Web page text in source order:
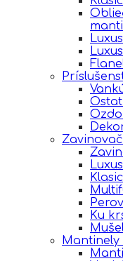
Ku
Mantinely